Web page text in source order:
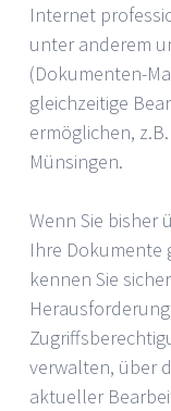
Internet
unter anderem
(Dokumenten-
gleichzeitige
ermöglichen,
Münsingen.
Wenn Sie bisher
Ihre Dokumente
kennen Sie
verwalten, über
aktueller